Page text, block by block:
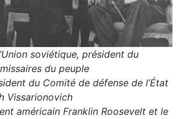
soviétique, président du
du peuple
du Comité de défense de l’État
Vissarionovich
américain Franklin Roosevelt et le